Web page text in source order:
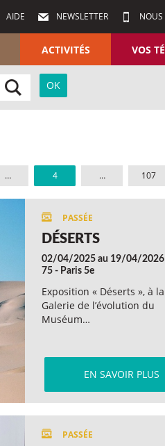
AIDE NEWSLETTER NOUS
ACTIVITÉS VOS
… 4 … 107
DÉSERTS
02/04/2025 au 19/04/2026
75 - Paris 5e
Exposition « Déserts », à
Galerie de l’évolution du
Muséum…
EN SAVOIR PLUS